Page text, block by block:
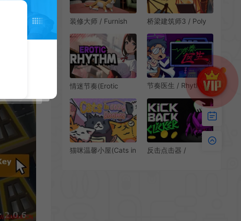
装修大师 / Furnish
桥梁建筑师3 / Poly
智游戏
情迷节奏(Erotic
乐节奏游戏|下载
节奏医生 / Rhythm
Doctor 休闲单键音乐
节奏游戏
猫咪温馨小屋(Cats in
反击点击器 /